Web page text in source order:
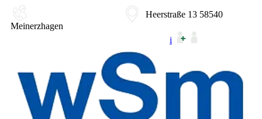
Heerstraße 13 58540
Meinerzhagen
i